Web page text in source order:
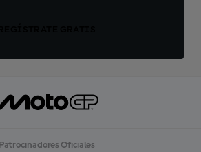
Patrocinadores Oficiales